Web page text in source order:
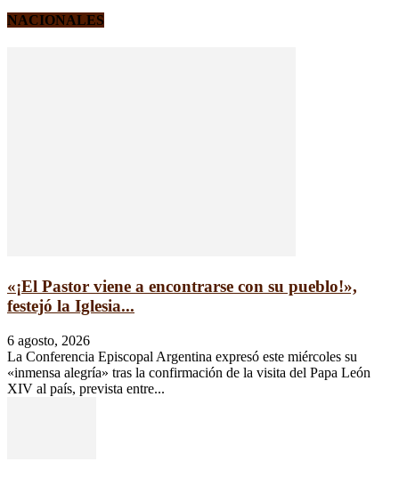
NACIONALES
«¡El Pastor viene a encontrarse con su pueblo!»,
festejó la Iglesia...
6 agosto, 2026
La Conferencia Episcopal Argentina expresó este miércoles su
«inmensa alegría» tras la confirmación de la visita del Papa León
XIV al país, prevista entre...